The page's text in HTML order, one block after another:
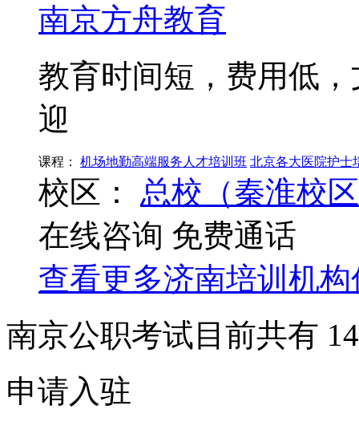
南京方舟教育
教育时间短，费用低
迎
课程： 机场地勤高端服务人才培训班 北京各大医院护士
校区：
总校（秦淮校
在线咨询 免费通话
查看更多济南培训机构
南京公职考试目前共有 14
申请入驻